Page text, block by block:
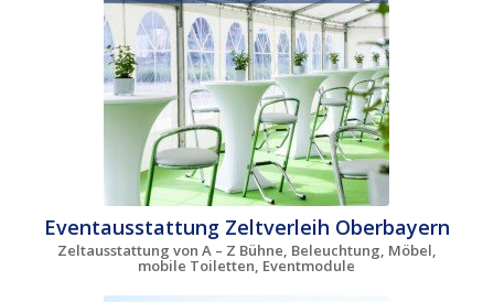
Eventausstattung Zeltverleih Oberbayern
Zeltausstattung von A – Z Bühne, Beleuchtung, Möbel,
mobile Toiletten, Eventmodule